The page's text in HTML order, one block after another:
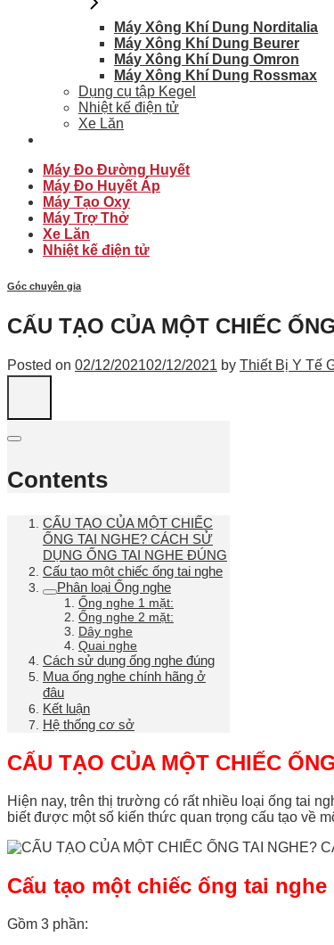
Máy Xông Khí Dung Norditalia
Máy Xông Khí Dung Beurer
Máy Xông Khí Dung Omron
Máy Xông Khí Dung Rossmax
Dụng cụ tập Kegel
Nhiệt kế điện tử
Xe Lăn
Máy Đo Đường Huyết
Máy Đo Huyết Áp
Máy Tạo Oxy
Máy Trợ Thở
Xe Lăn
Nhiệt kế điện tử
Góc chuyên gia
CẤU TẠO CỦA MỘT CHIẾC
Posted on 02/12/202102/12/2021 by Thiết Bị Y Tế
Contents
CẤU TẠO CỦA MỘT CHIẾC
ỐNG TAI NGHE? CÁCH SỬ
DỤNG ỐNG TAI NGHE ĐÚNG
Cấu tạo một chiếc ống tai nghe
Phân loại Ống nghe
Ống nghe 1 mặt:
Ống nghe 2 mặt:
Dây nghe
Quai nghe
Cách sử dụng ống nghe đúng
Mua ống nghe chính hãng ở
đâu
Kết luận
Hệ thống cơ sở
CẤU TẠO CỦA MỘT CHIẾC
Hiện nay, trên thị trường có rất nhiều loại ống tai
biết được một số kiến thức quan trọng cấu tạo về
Cấu tạo một chiếc ống tai nghe
Gồm 3 phần: